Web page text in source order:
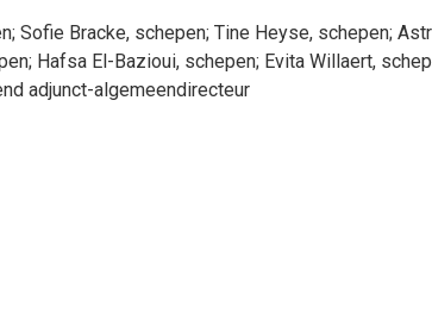
; Sofie Bracke, schepen; Tine Heyse, schepen;
; Hafsa El-Bazioui, schepen; Evita Willaert,
adjunct-algemeendirecteur